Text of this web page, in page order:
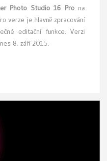
Photo Studio 16 Prona
verze je hlavně zpracování
editační funkce. Verzi
8. září 2015.